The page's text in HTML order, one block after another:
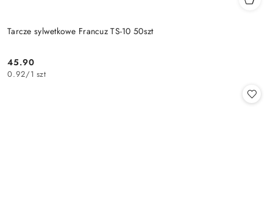
Tarcze sylwetkowe Francuz TS-10 50szt
Cena:
45.90
0.92/1 szt